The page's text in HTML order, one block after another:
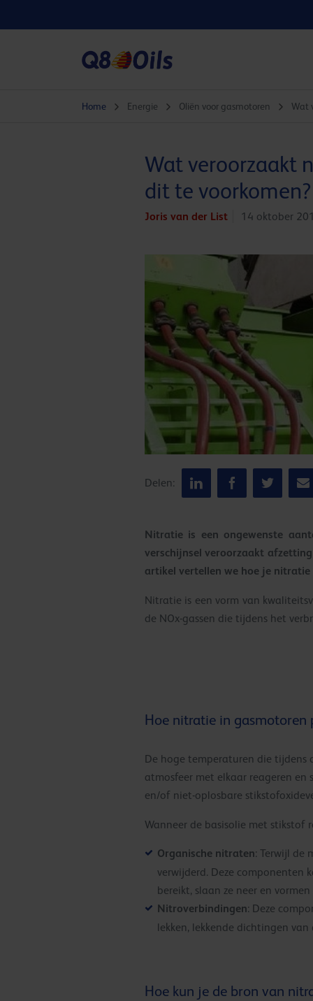
Home Energie Oliën voor gasmotoren Wat
Wat veroorzaakt
dit te voorkomen?
Joris van der List 14 oktober
Delen:
Nitratie is een ongewenste
verschijnsel veroorzaakt
artikel vertellen we hoe je
Nitratie is een vorm van
de NOx-gassen die tijdens het
Hoe nitratie in gasmotoren
De hoge temperaturen die tijdens
atmosfeer met elkaar reageren
en/of niet-oplosbare
Wanneer de basisolie met stikstof
Organische nitraten: Terwijl de
verwijderd. Deze componenten
bereikt, slaan ze neer en
Nitroverbindingen: Deze
lekken, lekkende dichtingen
Hoe kun je de bron van